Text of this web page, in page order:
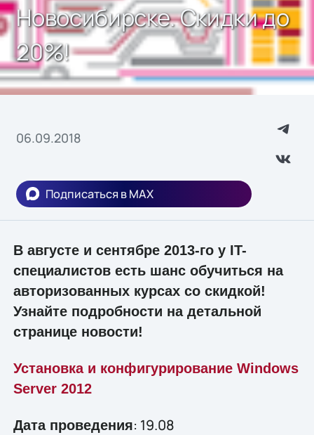
Новосибирске. Скидки до
20%!
06.09.2018
Подписаться в MAX
В августе и сентябре 2013-го у IT-
специалистов есть шанс обучиться на
авторизованных курсах со скидкой!
Узнайте подробности на детальной
странице новости!
Установка и конфигурирование Windows
Server 2012
Дата проведения: 19.08